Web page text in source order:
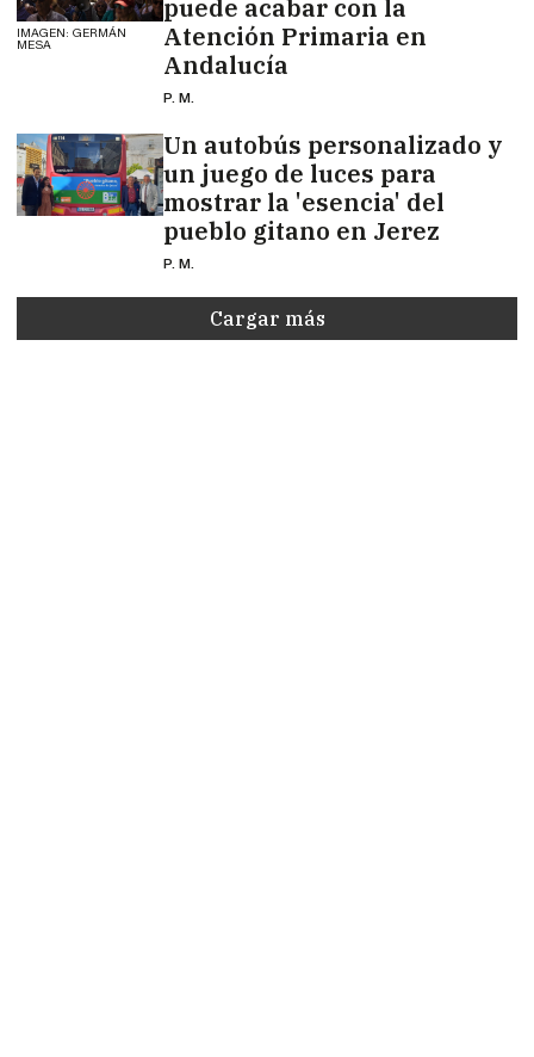
IMAGEN: GERMÁN
MESA
puede acabar con la
Atención Primaria en
Andalucía
P. M.
Un autobús personalizado y
un juego de luces para
mostrar la 'esencia' del
pueblo gitano en Jerez
P. M.
Cargar más